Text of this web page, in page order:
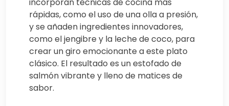
incorporan técnicas de cocina más
rápidas, como el uso de una olla a presión,
y se añaden ingredientes innovadores,
como el jengibre y la leche de coco, para
crear un giro emocionante a este plato
clásico. El resultado es un estofado de
salmón vibrante y lleno de matices de
sabor.